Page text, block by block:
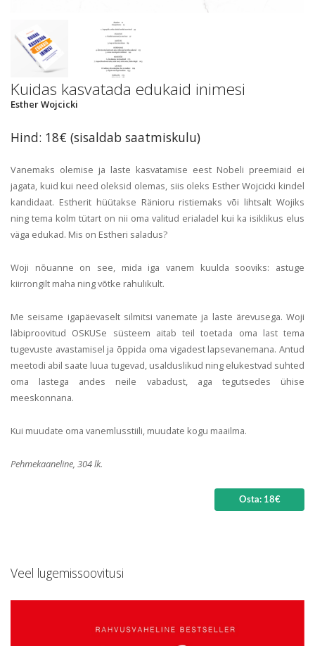
Kuidas kasvatada edukaid inimesi
Esther Wojcicki
Hind: 18€ (sisaldab saatmiskulu)
Vanemaks olemise ja laste kasvatamise eest Nobeli preemiaid ei
jagata, kuid kui need oleksid olemas, siis oleks Esther Wojcicki kindel
kandidaat. Estherit hüütakse Ränioru ristiemaks või lihtsalt Wojiks
ning tema kolm tütart on nii oma valitud erialadel kui ka isiklikus elus
väga edukad. Mis on Estheri saladus?
Woji nõuanne on see, mida iga vanem kuulda sooviks: astuge
kiirrongilt maha ning võtke rahulikult.
Me seisame igapäevaselt silmitsi vanemate ja laste ärevusega. Woji
läbiproovitud OSKUSe süsteem aitab teil toetada oma last tema
tugevuste avastamisel ja õppida oma vigadest lapsevanemana. Antud
meetodi abil saate luua tugevad, usalduslikud ning elukestvad suhted
oma lastega andes neile vabadust, aga tegutsedes ühise
meeskonnana.
Kui muudate oma vanemlusstiili, muudate kogu maailma.
Pehmekaaneline, 304 lk.
Osta: 18€
Veel lugemissoovitusi